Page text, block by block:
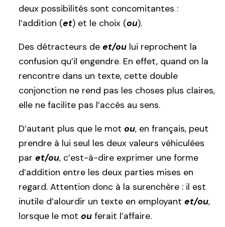
deux possibilités sont concomitantes :
l’addition (et) et le choix (ou).
Des détracteurs de et/ou lui reprochent la
confusion qu’il engendre. En effet, quand on la
rencontre dans un texte, cette double
conjonction ne rend pas les choses plus claires,
elle ne facilite pas l’accès au sens.
D’autant plus que le mot ou, en français, peut
prendre à lui seul les deux valeurs véhiculées
par et/ou, c’est-à-dire exprimer une forme
d’addition entre les deux parties mises en
regard. Attention donc à la surenchère : il est
inutile d’alourdir un texte en employant et/ou,
lorsque le mot ou ferait l’affaire.